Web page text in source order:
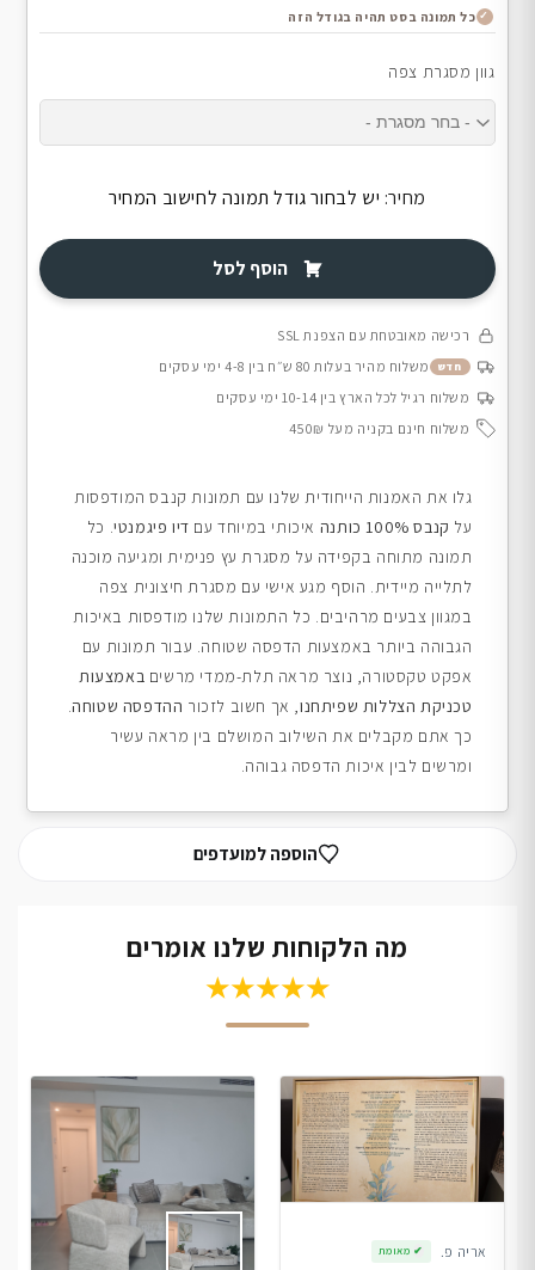
כל תמונה בסט תהיה בגודל הזה
גוון מסגרת צפה
מחיר: יש לבחור גודל תמונה לחישוב המחיר
הוסף לסל
רכישה מאובטחת עם הצפנת SSL
חדש
משלוח מהיר בעלות 80 ש״ח בין 4-8 ימי עסקים
משלוח רגיל לכל הארץ בין 10-14 ימי עסקים
משלוח חינם בקניה מעל 450₪
גלו את האמנות הייחודית שלנו עם תמונות קנבס המודפסות
על קנבס 100% כותנה איכותי במיוחד עם דיו פיגמנטי. כל
תמונה מתוחה בקפידה על מסגרת עץ פנימית ומגיעה מוכנה
לתלייה מיידית. הוסף מגע אישי עם מסגרת חיצונית צפה
במגוון צבעים מרהיבים. כל התמונות שלנו מודפסות באיכות
הגבוהה ביותר באמצעות הדפסה שטוחה. עבור תמונות עם
אפקט טקסטורה, נוצר מראה תלת-ממדי מרשים באמצעות
טכניקת הצללות שפיתחנו, אך חשוב לזכור ההדפסה שטוחה.
כך אתם מקבלים את השילוב המושלם בין מראה עשיר
ומרשים לבין איכות הדפסה גבוהה.
הוספה למועדפים
מה הלקוחות שלנו אומרים
★★★★★
אריה פ. ✔ מאומת